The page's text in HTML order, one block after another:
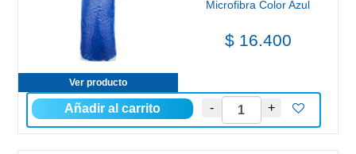
Ver producto
Microfibra Color Azul
$ 16.400